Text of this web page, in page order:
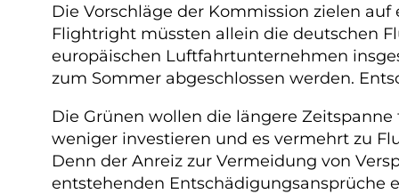
Die Vorschläge der Kommission zielen
Flightright müssten allein die deutschen
europäischen Luftfahrtunternehmen
zum Sommer abgeschlossen werden.
Die Grünen wollen die längere
weniger investieren und es vermehrt zu
Denn der Anreiz zur Vermeidung von
entstehenden Entschädigungsansprüche